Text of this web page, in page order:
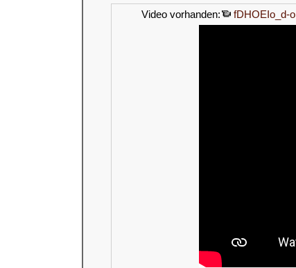
Video vorhanden: fDHOEIo_d-o